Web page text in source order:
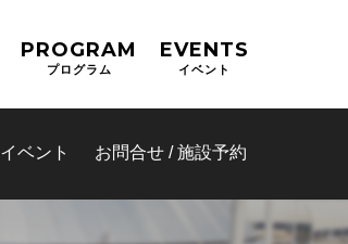
PROGRAM
プログラム
EVENTS
イベント
イベント お問合せ / 施設予約